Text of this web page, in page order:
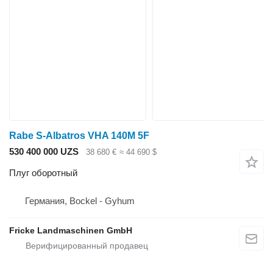
Rabe S-Albatros VHA 140M 5F
530 400 000 UZS
38 680 € ≈ 44 690 $
Плуг оборотный
Германия, Bockel - Gyhum
Fricke Landmaschinen GmbH